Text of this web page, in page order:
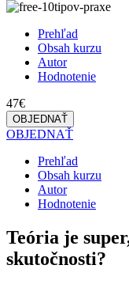
Prehľad
Obsah kurzu
Autor
Hodnotenie
47€
OBJEDNAŤ
OBJEDNAŤ
Prehľad
Obsah kurzu
Autor
Hodnotenie
Teória je
skutočnosti?